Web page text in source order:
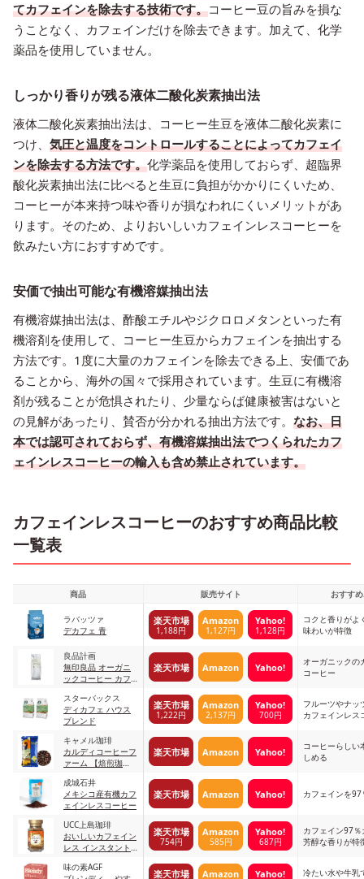
てカフェインを除去する技術です。コーヒー豆の旨みを損な
うことなく、カフェインだけを除去できます。加えて、化学
薬品を使用していません。
しっかり香りが残る液体二酸化炭素抽出法
液体二酸化炭素抽出法は、コーヒー生豆を液体二酸化炭素に
つけ、 気圧と温度をコントロールすることによってカフェイ
ンを除去する方法です。化学薬品を使用しておらず、超臨界
酸化炭素抽出法に比べると生豆に負担がかかりにくいため、
コーヒーが本来持つ味や香りが損なわれにくいメリットがあ
ります。そのため、よりおいしいカフェインレスコーヒーを
飲みたい方におすすめです。
安価で抽出可能な有機溶媒抽出法
有機溶媒抽出法は、酢酸エチルやジクロロメタンといった有
機溶剤を使用して、コーヒー生豆からカフェインを抽出する
方法です。1度に大量のカフェインを除去できる上、安価であ
ることから、海外の国々で採用されています。生豆に有機溶
剤が残ることが危惧されたり、少量ならば健康被害はないと
の見解があったり、賛否が分かれる抽出方法です。 なお、日
本では認可されておらず、有機溶媒抽出法でつくられたカフ
ェインレスコーヒーの輸入も含め禁止されています。
カフェインレスコーヒーのおすすめ商品比較
一覧表
商品 販売サイト おすす
ラバッツァ
デカフェ 青
楽天市場
1,188円
Amazon
1,127円
Yahoo!
1,128円
コクと香りがよ
味わいが特徴
良品計画
無印良品 オーガニ
ックコーヒー カフ
楽天市場 Amazon Yahoo!
オーガニックの
コーヒー
スターバックス
ディカフェ ハウス
ブレンド
楽天市場
1,222円
Amazon
2,137円
Yahoo!
700円
フルーツやナッ
カフェインレス
キャメル珈琲
カルディコーヒーフ
ァーム 【焙煎珈
ックデカフェ
楽天市場 Amazon Yahoo!
コーヒーらしい
しめる
成城石井
メキシコ産有機カフ
ェインレスコーヒー
楽天市場 Amazon Yahoo! カフェインを
UCC上島珈琲
おいしいカフェイン
レス インスタント
楽天市場
754円
Amazon
585円
Yahoo!
687円
カフェイン97
芳醇な香りが特
味の素AGF
楽天市場 Amazon Yahoo!
冷たい水や牛乳